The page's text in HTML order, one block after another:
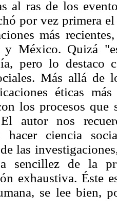
al ras de los
por vez primera
más
y México. Quizá
pero lo destaco
Más allá de
éticas
los procesos que
autor nos
hacer ciencia
las
sencillez de la
exhaustiva. Éste
se lee bien,